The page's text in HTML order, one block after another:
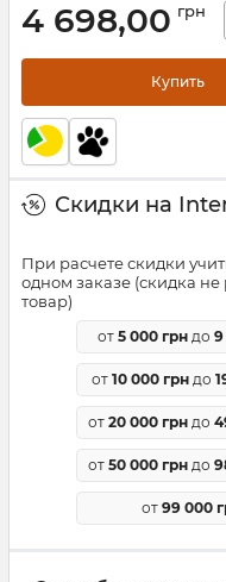
4 698,00 грн
Купить
Скидки на
При расчете скидки
одном заказе (скидка
товар)
от 5 000 грн до 9
от 10 000 грндо
от 20 000 грн до
от 50 000 грн до
от 99 000